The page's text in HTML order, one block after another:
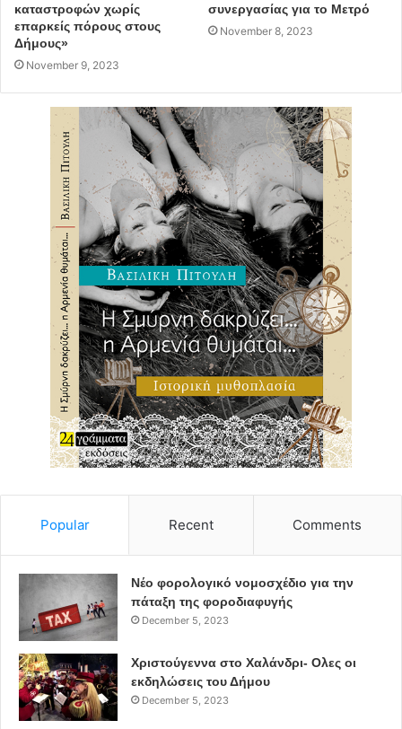
καταστροφών χωρίς
επαρκείς πόρους στους
Δήμους»
November 9, 2023
συνεργασίας για το Μετρό
November 8, 2023
Popular Recent Comments
Νέο φορολογικό νομοσχέδιο για την
πάταξη της φοροδιαφυγής
December 5, 2023
Χριστούγεννα στο Χαλάνδρι- Ολες οι
εκδηλώσεις του Δήμου
December 5, 2023